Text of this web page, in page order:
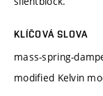
KLÍČOVÁ SLOVA
mass-spring-
modified Kelvin